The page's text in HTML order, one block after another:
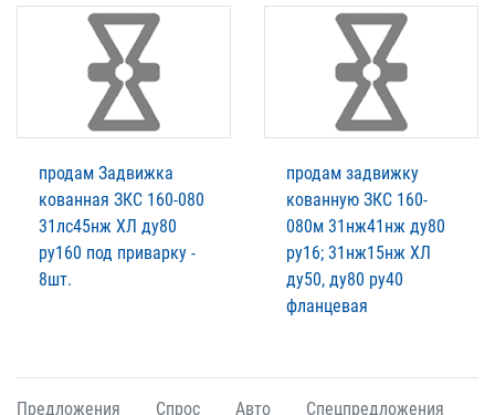
продам Задвижка
кованная ЗКС 160-080
31лс45нж ХЛ ду80
ру160 под приварку -
8шт.
продам задвижку
кованную ЗКС 160-
080м 31нж41нж ду80
ру16; 31нж15нж ХЛ
ду50, ду80 ру40
фланцевая
Предложения Спрос Авто Спецпредложения